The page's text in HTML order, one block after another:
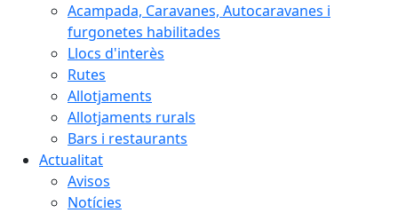
Acampada, Caravanes, Autocaravanes i
furgonetes habilitades
Llocs d'interès
Rutes
Allotjaments
Allotjaments rurals
Bars i restaurants
Actualitat
Avisos
Notícies